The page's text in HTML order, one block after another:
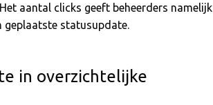
aantal clicks geeft beheerders namelijk
geplaatste statusupdate.
in overzichtelijke